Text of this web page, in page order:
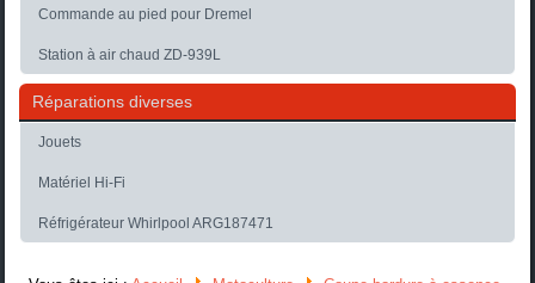
Commande au pied pour Dremel
Station à air chaud ZD-939L
Réparations diverses
Jouets
Matériel Hi-Fi
Réfrigérateur Whirlpool ARG187471